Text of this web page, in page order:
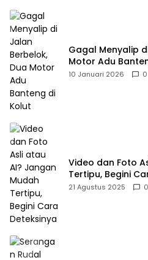
Gagal Menyalip
Motor Adu
10 Januari 2026 0
Video dan Foto
Tertipu, Begini
21 Agustus 2025 0